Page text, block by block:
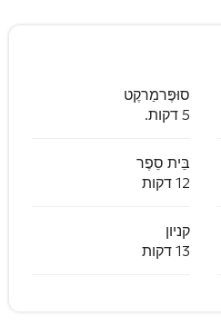
סוּפֶּרמַרקֶט
5 דקות.
בֵּית סֵפֶר
12 דקות
קניון
13 דקות